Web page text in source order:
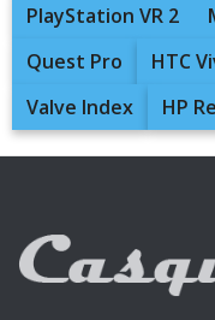
PlayStation VR 2
Quest Pro
HTC
Valve Index
HP